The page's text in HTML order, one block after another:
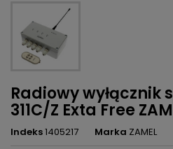
Radiowy wyłącznik
311C/Z Exta Free
Indeks1405217 Marka ZAMEL